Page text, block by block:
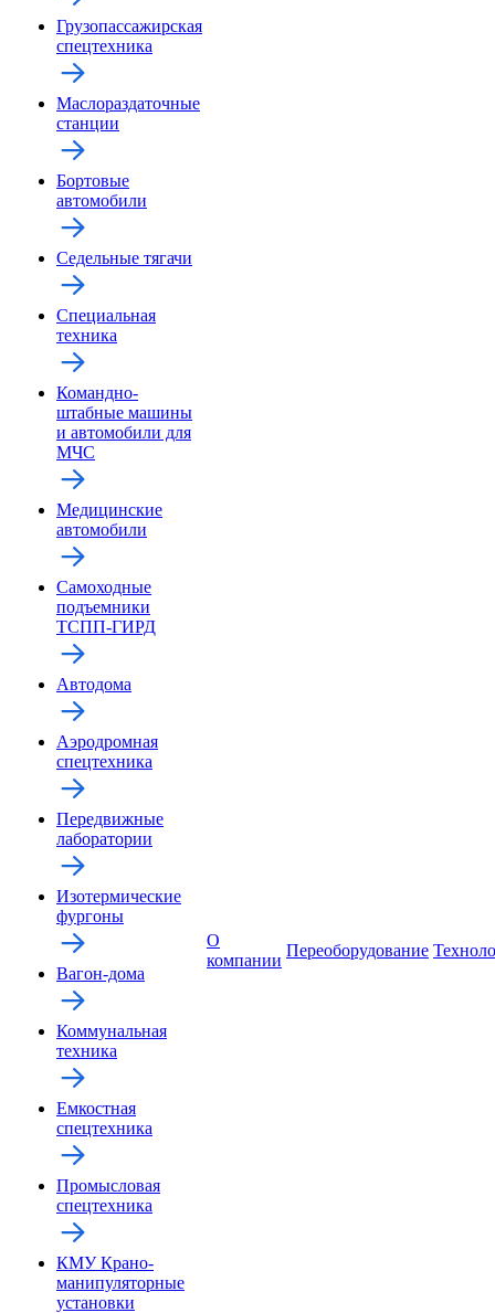
Грузопассажирская
спецтехника
Маслораздаточные
станции
Бортовые
автомобили
Седельные тягачи
Специальная
техника
Командно-
штабные машины
и автомобили для
МЧС
Медицинские
автомобили
Самоходные
подъемники
ТСПП-ГИРД
Автодома
Аэродромная
спецтехника
Передвижные
лаборатории
Изотермические
фургоны
Вагон-дома
Коммунальная
техника
Емкостная
спецтехника
Промысловая
спецтехника
КМУ Крано-
манипуляторные
установки
О
компании
Переоборудование